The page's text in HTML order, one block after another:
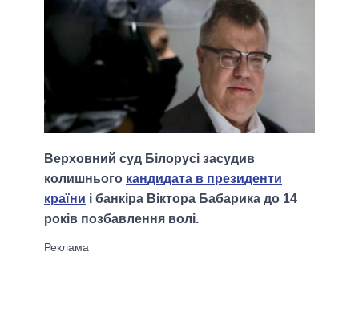
Верховний суд Білорусі засудив
колишнього кандидата в президенти
країни і банкіра Віктора Бабарика до 14
років позбавлення волі.